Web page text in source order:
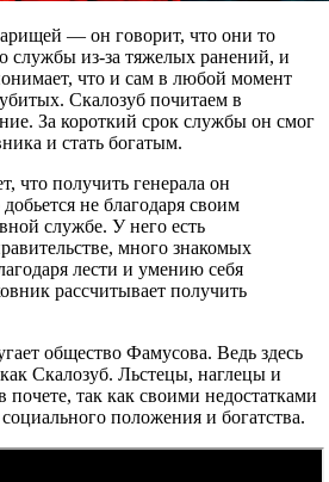
— он говорит, что они то
службы из-за тяжелых ранений, и
что и сам в любой момент
Скалозуб почитаем в
За короткий срок службы он смог
и стать богатым.
что получить генерала он
не благодаря своим
службе. У него есть
много знакомых
лести и умению себя
рассчитывает получить
общество Фамусова. Ведь здесь
Скалозуб. Льстецы, наглецы и
так как своими недостатками
положения и богатства.